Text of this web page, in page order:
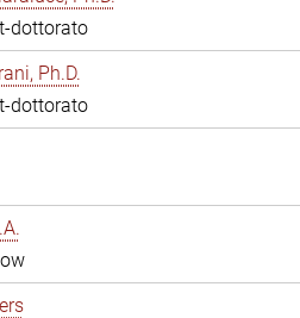
dottorato
Ph.D.
dottorato